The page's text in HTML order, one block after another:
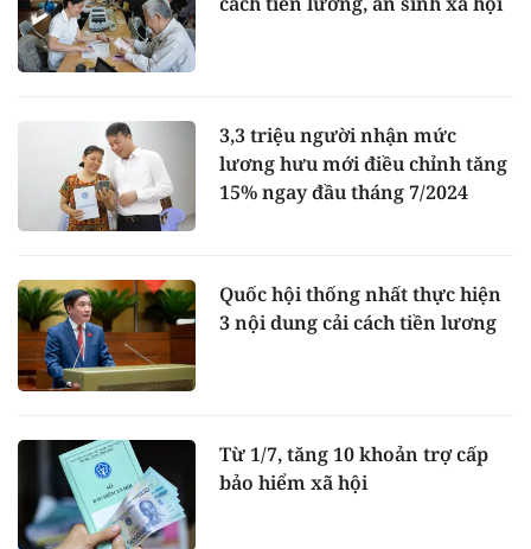
3,3 triệu người nhận mức
lương hưu mới điều chỉnh tăng
15% ngay đầu tháng 7/2024
Quốc hội thống nhất thực hiện
3 nội dung cải cách tiền lương
Từ 1/7, tăng 10 khoản trợ cấp
bảo hiểm xã hội